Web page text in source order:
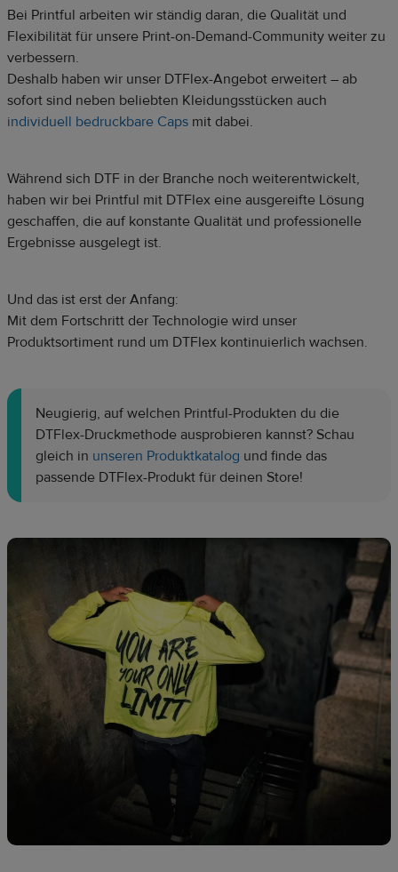
Bei Printful arbeiten wir ständig daran, die Qualität und
Flexibilität für unsere Print-on-Demand-Community weiter zu
verbessern.
Deshalb haben wir unser DTFlex-Angebot erweitert – ab
sofort sind neben beliebten Kleidungsstücken auch
individuell bedruckbare Caps mit dabei.
Während sich DTF in der Branche noch weiterentwickelt,
haben wir bei Printful mit DTFlex eine ausgereifte Lösung
geschaffen, die auf konstante Qualität und professionelle
Ergebnisse ausgelegt ist.
Und das ist erst der Anfang:
Mit dem Fortschritt der Technologie wird unser
Produktsortiment rund um DTFlex kontinuierlich wachsen.
Neugierig, auf welchen Printful-Produkten du die
DTFlex-Druckmethode ausprobieren kannst? Schau
gleich in unseren Produktkatalog und finde das
passende DTFlex-Produkt für deinen Store!